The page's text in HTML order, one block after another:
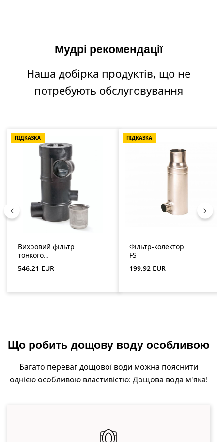
Мудрі рекомендації
Наша добірка продуктів, що не
потребують обслуговування
ПІДКАЗКА
Вихровий фільтр
тонкого
очищення WFF
150
Звичайна ціна:
546,21 EUR
ПІДКАЗКА
Фільтр-колектор
FS
Звичайна ціна:
199,92 EUR
Що робить дощову воду особливою
Багато переваг дощової води можна пояснити
однією особливою властивістю: Дощова вода м'яка!